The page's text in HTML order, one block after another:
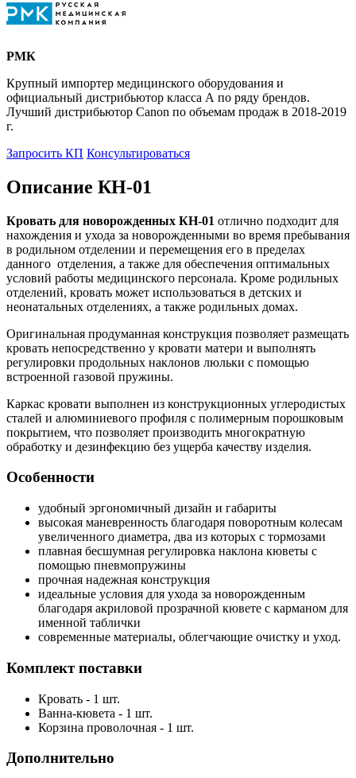
РМК
Крупный импортер медицинского оборудования и
официальный дистрибьютор класса А по ряду брендов.
Лучший дистрибьютор Canon по объемам продаж в 2018-2019
г.
Запросить КП Консультироваться
Описание КН-01
Кровать для новорожденных КН-01 отлично подходит для
нахождения и ухода за новорожденными во время пребывания
в родильном отделении и перемещения его в пределах
данного отделения, а также для обеспечения оптимальных
условий работы медицинского персонала. Кроме родильных
отделений, кровать может использоваться в детских и
неонатальных отделениях, а также родильных домах.
Оригинальная продуманная конструкция позволяет размещать
кровать непосредственно у кровати матери и выполнять
регулировки продольных наклонов люльки с помощью
встроенной газовой пружины.
Каркас кровати выполнен из конструкционных углеродистых
сталей и алюминиевого профиля с полимерным порошковым
покрытием, что позволяет производить многократную
обработку и дезинфекцию без ущерба качеству изделия.
Особенности
удобный эргономичный дизайн и габариты
высокая маневренность благодаря поворотным колесам
увеличенного диаметра, два из которых с тормозами
плавная бесшумная регулировка наклона кюветы с
помощью пневмопружины
прочная надежная конструкция
идеальные условия для ухода за новорожденным
благодаря акриловой прозрачной кювете с карманом для
именной таблички
современные материалы, облегчающие очистку и уход.
Комплект поставки
Кровать - 1 шт.
Ванна-кювета - 1 шт.
Корзина проволочная - 1 шт.
Дополнительно